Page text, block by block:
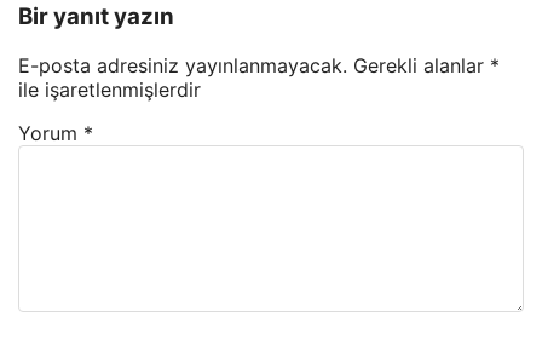
Bir yanıt yazın
E-posta adresiniz yayınlanmayacak. Gerekli alanlar *
ile işaretlenmişlerdir
Yorum *